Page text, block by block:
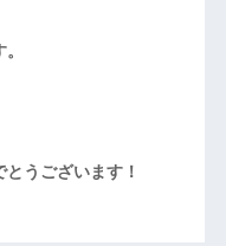
うございます！